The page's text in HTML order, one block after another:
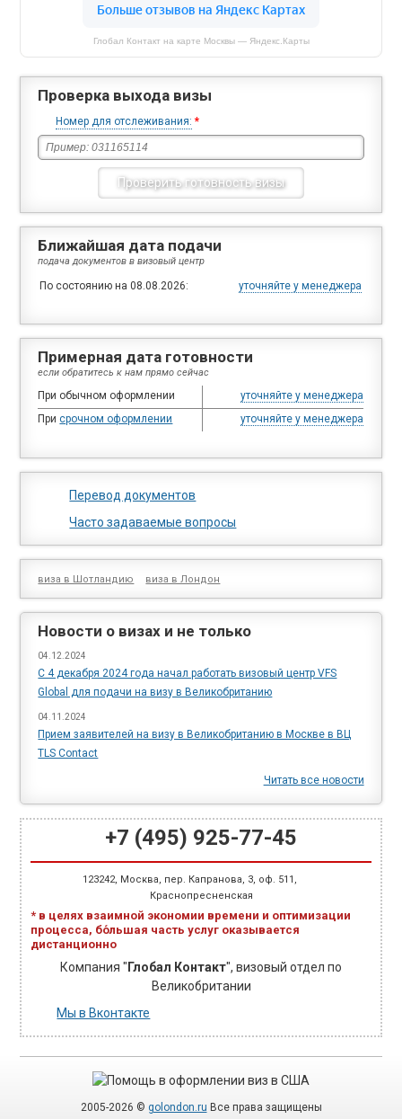
Глобал Контакт на карте Москвы — Яндекс.Карты
Проверка выхода визы
Номер для отслеживания: *
Ближайшая дата подачи
подача документов в визовый центр
По состоянию на 08.08.2026: уточняйте у менеджера
Примерная дата готовности
если обратитесь к нам прямо сейчас
При обычном оформлении
уточняйте у менеджера
Присрочном оформлении уточняйте у менеджера
Перевод документов
Часто задаваемые вопросы
виза в Шотландию виза в Лондон
Новости о визах и не только
04.12.2024
С 4 декабря 2024 года начал работать визовый центр VFS
Global для подачи на визу в Великобританию
04.11.2024
Прием заявителей на визу в Великобританию в Москве в ВЦ
TLS Cоntact
Читать все новости
+7 (495) 925-77-45
123242, Москва, пер. Капранова, 3, оф. 511,
Краснопресненская
* в целях взаимной экономии времени и оптимизации
процесса, бо́льшая часть услуг оказывается
дистанционно
Компания " Глобал Контакт", визовый отдел по
Великобритании
Мы в Вконтакте
2005-2026 © golondon.ru Все права защищены